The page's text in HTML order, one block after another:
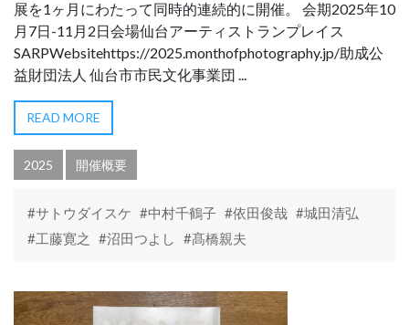
展を1ヶ月にわたって同時的連続的に開催。 会期2025年10
月7日-11月2日会場仙台アーティストランプレイス
SARPWebsitehttps://2025.monthofphotography.jp/助成公
益財団法人 仙台市市民文化事業団 ...
READ MORE
2025 開催概要
#サトウダイスケ #中村千鶴子 #依田俊哉 #城田清弘
#工藤寛之
#沼田つよし #髙橋親夫